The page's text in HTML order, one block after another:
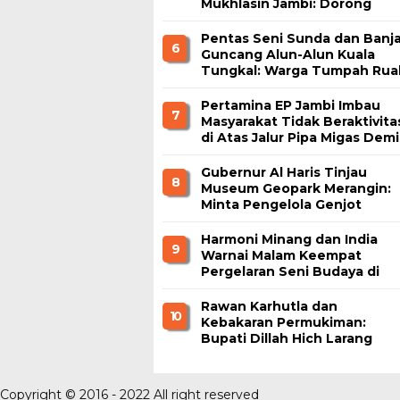
Mukhlasin Jambi: Dorong
Pesantren
6
Pentas Seni Sunda dan
Guncang Alun-Alun Kuala
Tungkal: Warga Tumpah
7
Pertamina EP Jambi Imbau
Masyarakat Tidak
di Atas Jalur Pipa Migas Demi
8
Gubernur Al Haris Tinjau
Museum Geopark Merangin:
Minta Pengelola Genjot
9
Harmoni Minang dan India
Warnai Malam Keempat
Pergelaran Seni Budaya di
1 0
Rawan Karhutla dan
Kebakaran Permukiman:
Bupati Dillah Hich Larang
Copyright © 2016 - 2022 All right reserved